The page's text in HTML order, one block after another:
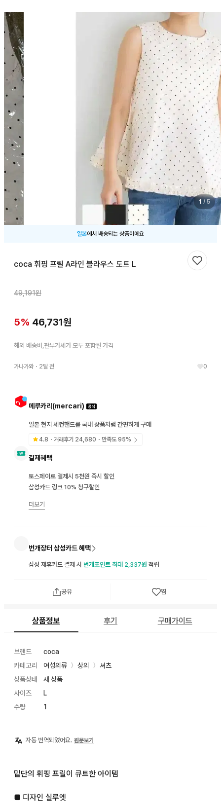
1 / 5
일본에서 배송되는 상품이에요
coca 휘핑 프릴 A라인 블라우스 도트 L
49,191원
5% 46,731원
해외 배송비,관부가세가 모두 포함된 가격
가나가와・ 2달 전 0
메루카리(mercari)
일본 현지 세컨핸드를 국내 상품처럼 간편하게 구매
4.8 ・거래후기 24,680 ・만족도95%
결제혜택
토스페이로 결제시 5천원 즉시 할인
삼성카드 링크 10% 청구할인
더보기
번개장터 삼성카드 혜택
삼성 제휴카드 결제 시 번개포인트 최대 2,337원 적립
찜하기
공유 찜
상품정보 후기 구매가이드
브랜드
coca
카테고리
여성의류 〉 상의 〉
셔츠
상품상태
새 상품
사이즈
L
수량
1
자동 번역되었어요. 원문보기
밑단의 휘핑 프릴이 큐트한 아이템
■ 디자인 실루엣